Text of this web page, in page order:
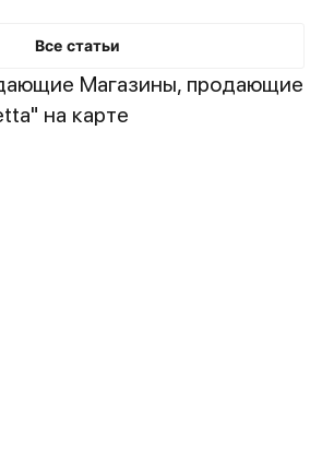
Все статьи
Магазины, продающие
на карте